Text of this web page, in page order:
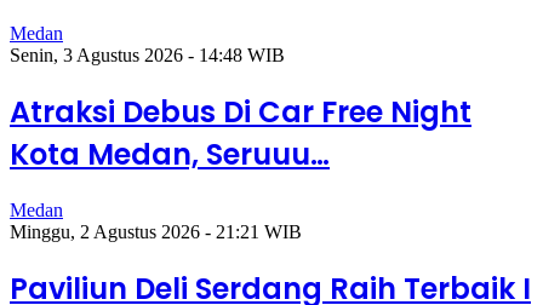
Medan
Senin, 3 Agustus 2026 - 14:48 WIB
Atraksi Debus Di Car Free Night
Kota Medan, Seruuu…
Medan
Minggu, 2 Agustus 2026 - 21:21 WIB
Paviliun Deli Serdang Raih Terbaik I